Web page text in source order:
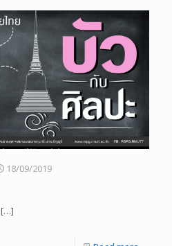
18/09/2019
[…]